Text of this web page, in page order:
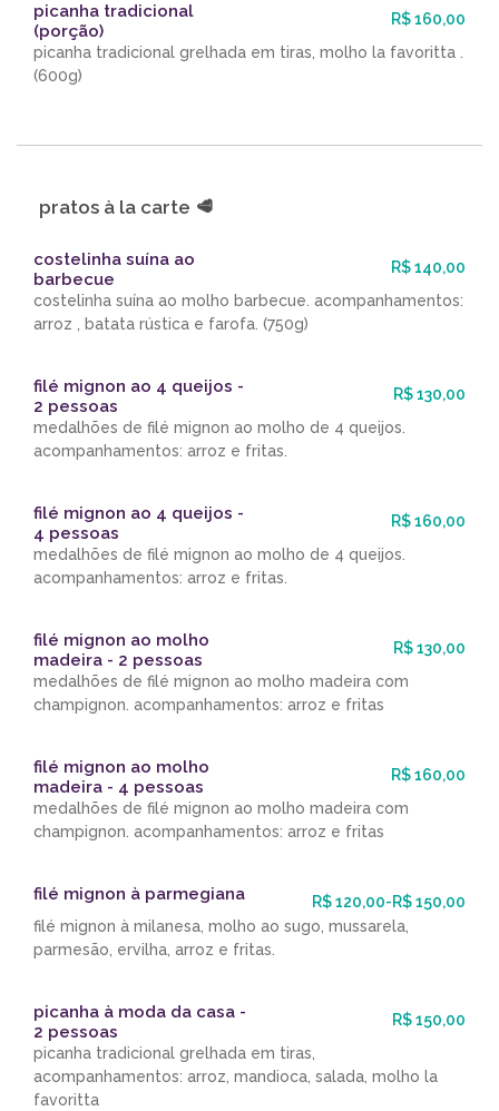
picanha tradicional
(porção)
R$ 160,00
picanha tradicional grelhada em tiras, molho la favoritta .
(600g)
pratos à la carte 🥩
costelinha suína ao
barbecue
R$ 140,00
costelinha suína ao molho barbecue. acompanhamentos:
arroz , batata rústica e farofa. (750g)
filé mignon ao 4 queijos -
2 pessoas
R$ 130,00
medalhões de filé mignon ao molho de 4 queijos.
acompanhamentos: arroz e fritas.
filé mignon ao 4 queijos -
4 pessoas
R$ 160,00
medalhões de filé mignon ao molho de 4 queijos.
acompanhamentos: arroz e fritas.
filé mignon ao molho
madeira - 2 pessoas
R$ 130,00
medalhões de filé mignon ao molho madeira com
champignon. acompanhamentos: arroz e fritas
filé mignon ao molho
madeira - 4 pessoas
R$ 160,00
medalhões de filé mignon ao molho madeira com
champignon. acompanhamentos: arroz e fritas
filé mignon à parmegiana
R$ 120,00-R$ 150,00
filé mignon à milanesa, molho ao sugo, mussarela,
parmesão, ervilha, arroz e fritas.
picanha à moda da casa -
2 pessoas
R$ 150,00
picanha tradicional grelhada em tiras,
acompanhamentos: arroz, mandioca, salada, molho la
favoritta